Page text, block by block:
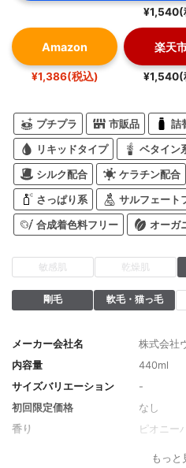
¥1,540(
Amazon
¥1,386(税込)
楽天
¥1,540(
プチプラ 市販品 詰
リキッドタイプ ベタイン
シルク配合 ケラチン配合
さっぱり系 サルフェート
合成着色料フリー オーガ
敏感肌 乾燥肌
剛毛 軟毛・猫っ毛
メーカー会社名
株式会社
内容量
440ml
サイズバリエーション
-
初回限定価格
なし
香り
ピオニー
水、ラウ
ン（
もっと